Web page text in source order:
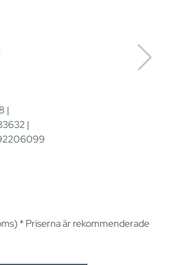
|
|
* Priserna är rekommenderade